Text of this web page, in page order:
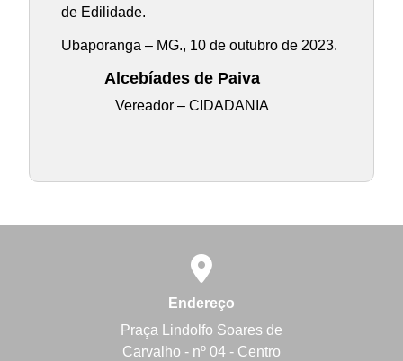
de Edilidade.
Ubaporanga – MG., 10 de outubro de 2023.
Alcebíades de Paiva
Vereador – CIDADANIA
Endereço
Praça Lindolfo Soares de
Carvalho - nº 04 - Centro